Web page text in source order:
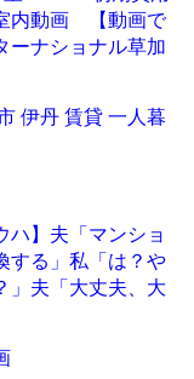
内動画 【動画で
ーナショナル草加
伊丹 賃貸 一人暮
ハ】夫「マンショ
する」私「は？や
」夫「大丈夫、大